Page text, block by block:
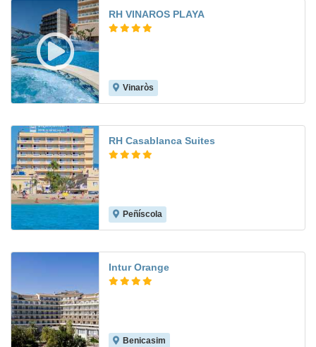
RH VINAROS PLAYA
Vinaròs
RH Casablanca Suites
Peñíscola
Intur Orange
Benicasim